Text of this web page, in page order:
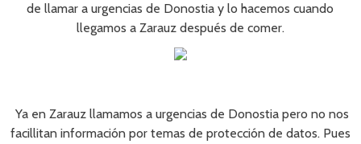
de llamar a urgencias de Donostia y lo hacemos cuando
llegamos a Zarauz después de comer.
Ya en Zarauz llamamos a urgencias de Donostia pero no nos
facillitan información por temas de protección de datos. Pues